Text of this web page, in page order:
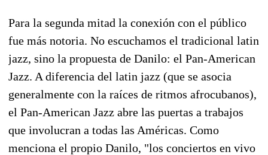
Para la segunda mitad la conexión con el público
fue más notoria. No escuchamos el tradicional latin
jazz, sino la propuesta de Danilo: el Pan-American
Jazz. A diferencia del latin jazz (que se asocia
generalmente con la raíces de ritmos afrocubanos),
el Pan-American Jazz abre las puertas a trabajos
que involucran a todas las Américas. Como
menciona el propio Danilo, "los conciertos en vivo